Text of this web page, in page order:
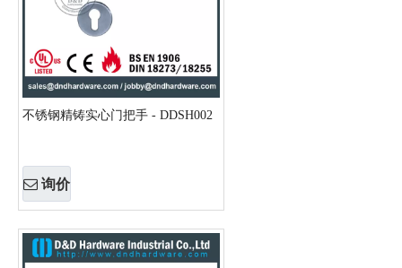
不锈钢精铸实心门把手 - DDSH002
询价